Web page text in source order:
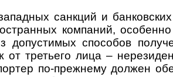
санкций и
ком­па­ний,
допус­ти­мых спо­со­бов
от треть­его лица –
по-преж­нему дол­жен